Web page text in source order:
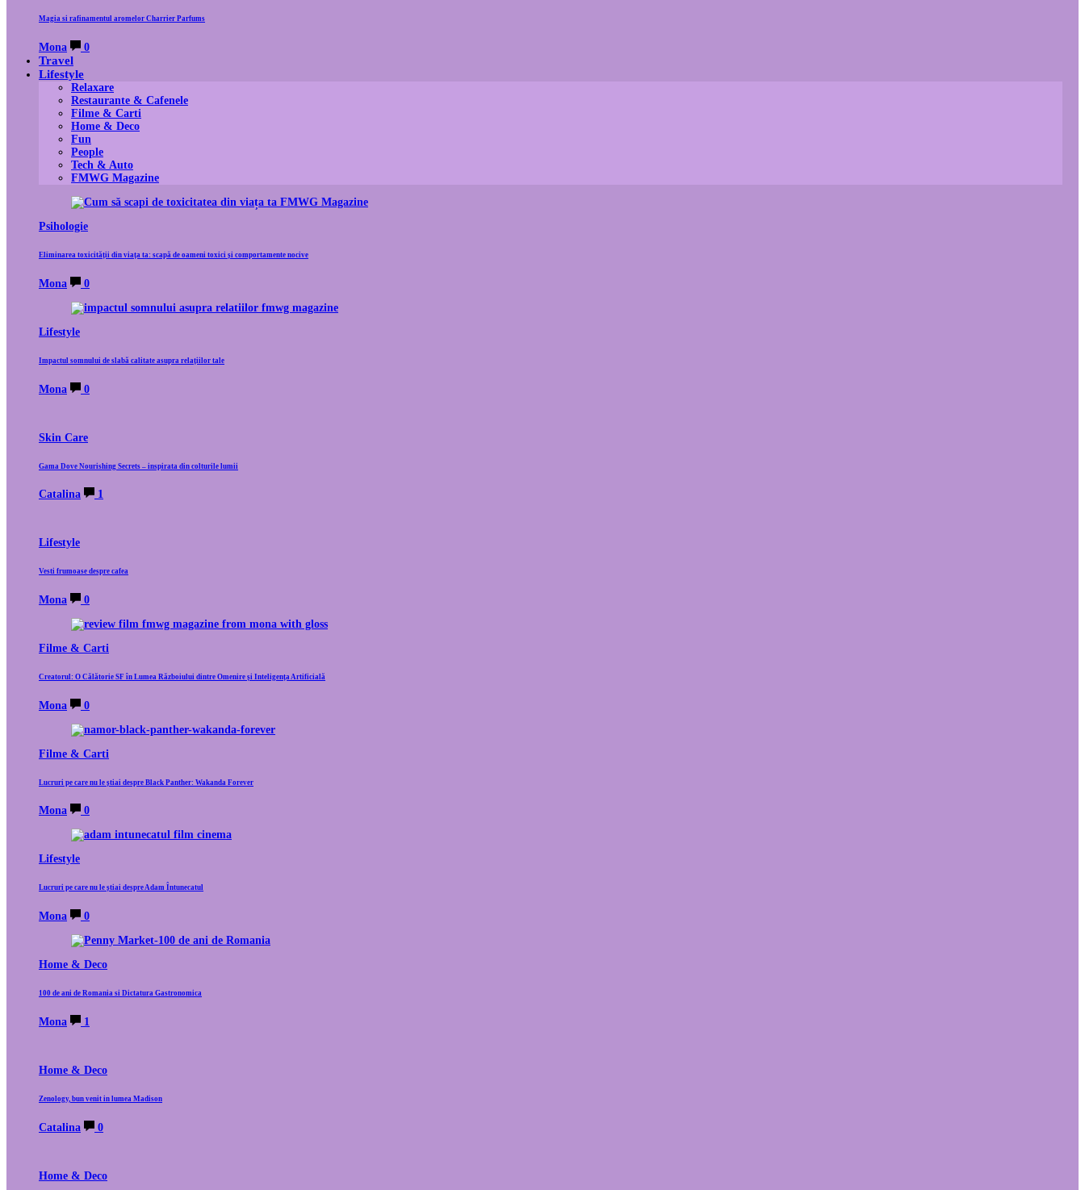
Magia si rafinamentul aromelor Charrier Parfums
Mona 0
Travel
Lifestyle
Relaxare
Restaurante & Cafenele
Filme & Carti
Home & Deco
Fun
People
Tech & Auto
FMWG Magazine
Psihologie
Eliminarea toxicității din viața ta: scapă de oameni toxici și comportamente nocive
Mona 0
Lifestyle
Impactul somnului de slabă calitate asupra relațiilor tale
Mona 0
Skin Care
Gama Dove Nourishing Secrets – inspirata din colturile lumii
Catalina 1
Lifestyle
Vesti frumoase despre cafea
Mona 0
Filme & Carti
Creatorul: O Călătorie SF în Lumea Războiului dintre Omenire și Inteligența Artificială
Mona 0
Filme & Carti
Lucruri pe care nu le știai despre Black Panther: Wakanda Forever
Mona 0
Lifestyle
Lucruri pe care nu le știai despre Adam Întunecatul
Mona 0
Home & Deco
100 de ani de Romania si Dictatura Gastronomica
Mona 1
Home & Deco
Zenology, bun venit in lumea Madison
Catalina 0
Home & Deco